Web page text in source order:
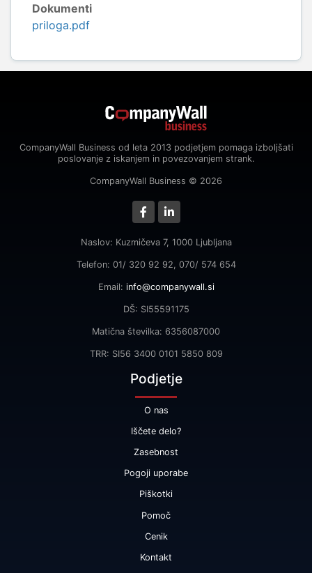
Dokumenti
priloga.pdf
CompanyWall Business od leta 2013 podjetjem pomaga izboljšati
poslovanje z iskanjem in povezovanjem strank.
CompanyWall Business © 2026
Naslov: Kuzmičeva 7, 1000 Ljubljana
Telefon: 01/ 320 92 92, 070/ 574 654
Email: info@companywall.si
DŠ: SI55591175
Matična številka: 6356087000
TRR: SI56 3400 0101 5850 809
Podjetje
O nas
Iščete delo?
Zasebnost
Pogoji uporabe
Piškotki
Pomoč
Cenik
Kontakt